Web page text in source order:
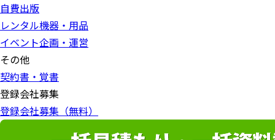
自費出版
レンタル機器・用品
イベント企画・運営
その他
契約書・覚書
登録会社募集
登録会社募集（無料）